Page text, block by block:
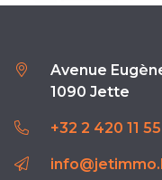
Avenue
1090 Jette
+32 2 420 11 55